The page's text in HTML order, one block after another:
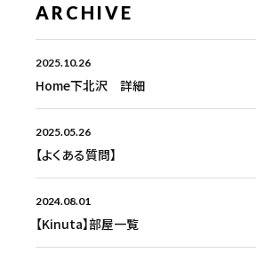
ARCHIVE
2025.10.26
Home下北沢 詳細
2025.05.26
【よくある質問】
2024.08.01
【Kinuta】部屋一覧